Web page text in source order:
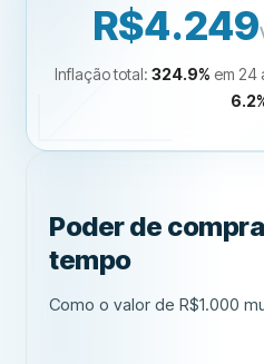
R$4.249
Inflação total:324.9% em 24
6.2
Poder de
tempo
Como o valor de R$1.000